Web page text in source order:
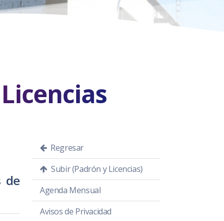
de
Regresar
Subir (Padrón y Licencias)
Agenda Mensual
Avisos de Privacidad